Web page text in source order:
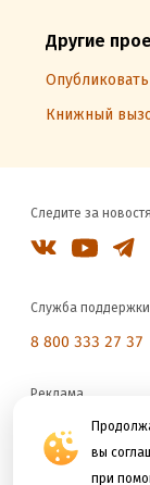
вы
при
Другие
Книжный
Следите за
Служба поддержки
8 800 333 27 37
Реклама
Мы принимаем к